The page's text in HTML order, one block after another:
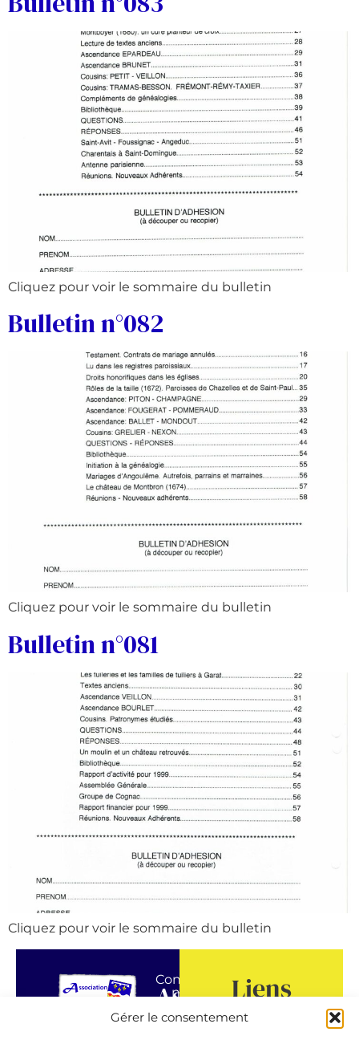
Gérer le consentement
Cliquez pour voir le sommaire du bulletin
Bulletin n°082
Cliquez pour voir le sommaire du bulletin
Bulletin n°081
Cliquez pour voir le sommaire du bulletin
Association
Généalogique
Contactez-
nous !
Liens
GeneaBank